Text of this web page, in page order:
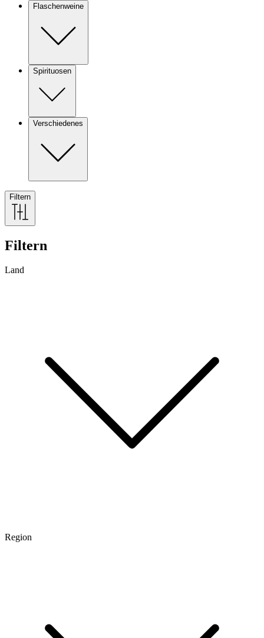
Flaschenweine
Spirituosen
Verschiedenes
Filtern
Filtern
Land
Region